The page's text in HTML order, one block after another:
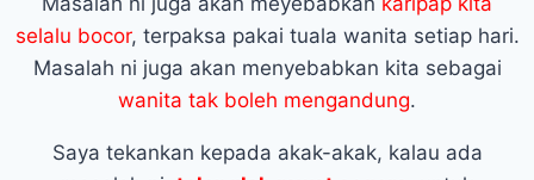
selalu bocor, terpaksa pakai tuala wanita setiap hari.
Masalah ni juga akan menyebabkan kita sebagai
wanita tak boleh mengandung.
Saya tekankan kepada akak-akak, kalau ada